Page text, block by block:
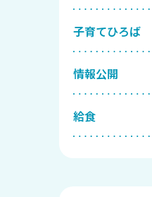
子育てひろば
情報公開
給食